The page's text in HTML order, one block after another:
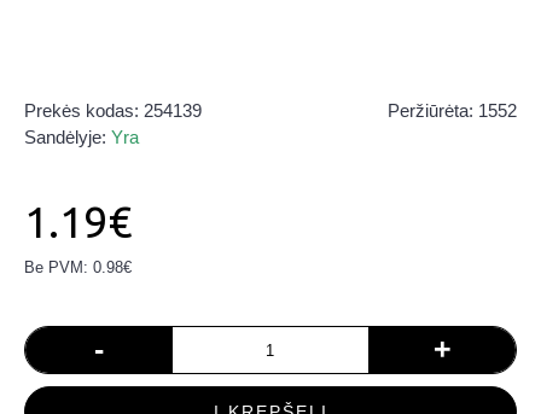
Peržiūrėta: 1552
Prekės kodas: 254139
Sandėlyje: Yra
1.19€
Be PVM: 0.98€
- +